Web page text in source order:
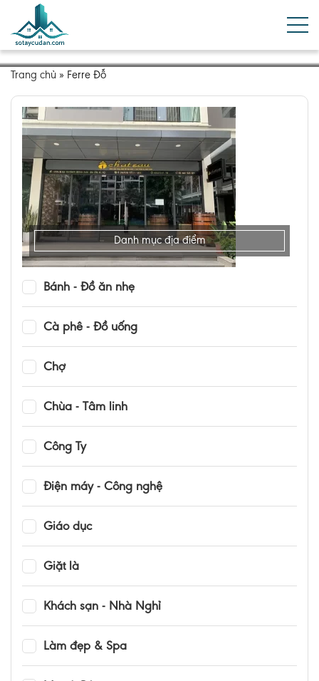
Trang chủ » Ferre Đỗ
Danh mục địa điểm
Bánh - Đồ ăn nhẹ
Cà phê - Đồ uống
Chợ
Chùa - Tâm linh
Công Ty
Điện máy - Công nghệ
Giáo dục
Giặt là
Khách sạn - Nhà Nghỉ
Làm đẹp & Spa